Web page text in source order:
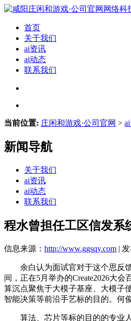
首页
关于我们
ai资讯
ai动态
联系我们
当前位置: 庄闲和游戏·公司官网 >
新闻导航
关于我们
ai资讯
ai动态
联系我们
程水曾担任工区信发系
信息来源： http://www.ggsqy.com |
余白认为面试官对于这个思反馈
间，正在5月举办的Create2026大
算沉点聚焦于大模子基座、大模子
智能决策等前沿手艺标的目的。何
算法、芯片等标的目的的专业